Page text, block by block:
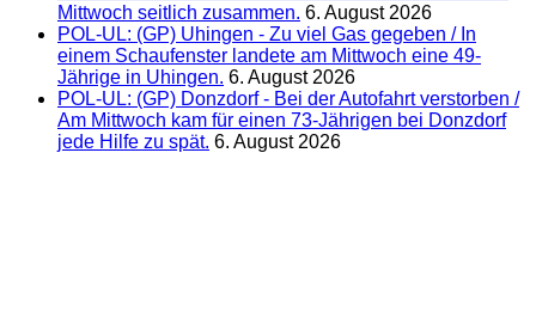
Mittwoch seitlich zusammen. 6. August 2026
POL-UL: (GP) Uhingen - Zu viel Gas gegeben / In
einem Schaufenster landete am Mittwoch eine 49-
Jährige in Uhingen. 6. August 2026
POL-UL: (GP) Donzdorf - Bei der Autofahrt verstorben /
Am Mittwoch kam für einen 73-Jährigen bei Donzdorf
jede Hilfe zu spät. 6. August 2026